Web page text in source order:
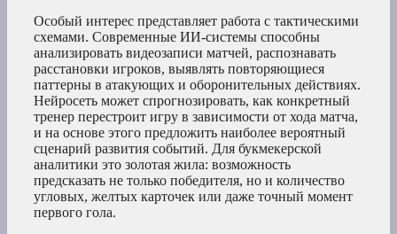
Особый интерес представляет работа с тактическими
схемами. Современные ИИ-системы способны
анализировать видеозаписи матчей, распознавать
расстановки игроков, выявлять повторяющиеся
паттерны в атакующих и оборонительных действиях.
Нейросеть может спрогнозировать, как конкретный
тренер перестроит игру в зависимости от хода матча,
и на основе этого предложить наиболее вероятный
сценарий развития событий. Для букмекерской
аналитики это золотая жила: возможность
предсказать не только победителя, но и количество
угловых, желтых карточек или даже точный момент
первого гола.